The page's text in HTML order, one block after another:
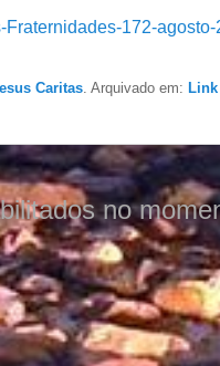
Fraternidades-172-
Caritas . Arquivado em:
no